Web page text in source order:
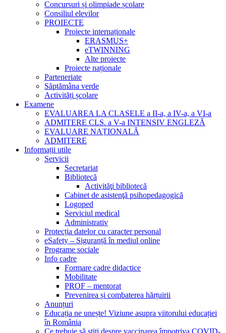
Concursuri și olimpiade școlare
Consiliul elevilor
PROIECTE
Proiecte internaționale
ERASMUS+
eTWINNING
Alte proiecte
Proiecte naționale
Parteneriate
Săptămâna verde
Activități școlare
Examene
EVALUAREA LA CLASELE a II-a, a IV-a, a VI-a
ADMITERE CLS. a V-a INTENSIV ENGLEZĂ
EVALUARE NAȚIONALĂ
ADMITERE
Informații utile
Servicii
Secretariat
Bibliotecă
Activităţi bibliotecă
Cabinet de asistenţă psihopedagogică
Logoped
Serviciul medical
Administrativ
Protecția datelor cu caracter personal
eSafety – Siguranță în mediul online
Programe sociale
Info cadre
Formare cadre didactice
Mobilitate
PROF – mentorat
Prevenirea și combaterea hărțuirii
Anunțuri
Educația ne unește! Viziune asupra viitorului educației
în România
Ce trebuie să știți despre vaccinarea împotriva COVID-